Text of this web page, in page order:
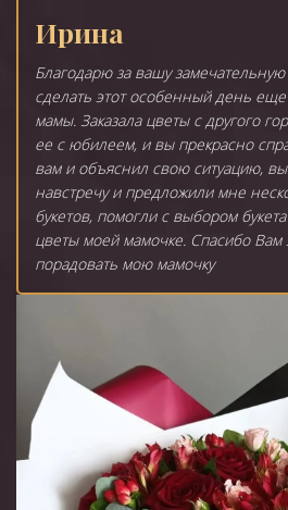
Ирина
Благодарю за вашу
сделать этот особенный день
мамы. Заказала цветы с другого
ее с юбилеем, и вы прекрасно
вам и объяснил свою ситуацию,
навстречу и предложили мне
букетов, помогли с выбором
цветы моей мамочке. Спасибо Вам
порадовать мою мамочку